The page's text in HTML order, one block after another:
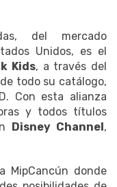
del mercado
Unidos, es el
Kids, a través del
todo su catálogo,
Con esta alianza
y todos títulos
Disney Channel,
MipCancún donde